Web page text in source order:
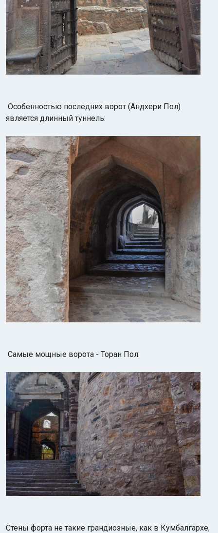
Особенностью последних ворот (Андхери Пол)
является длинный туннель:
Самые мощные ворота - Торан Пол:
Стены форта не такие грандиозные, как в Кумбалгархе,